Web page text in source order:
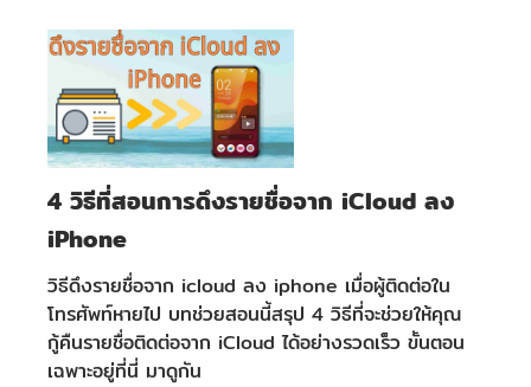
4 วิธีที่สอนการดึงรายชื่อจาก iCloud ลง
iPhone
วิธีดึงรายชื่อจาก icloud ลง iphone เมื่อผู้ติดต่อใน
โทรศัพท์หายไป บทช่วยสอนนี้สรุป 4 วิธีที่จะช่วยให้คุณ
กู้คืนรายชื่อติดต่อจาก iCloud ได้อย่างรวดเร็ว ขั้นตอน
เฉพาะอยู่ที่นี่ มาดูกัน